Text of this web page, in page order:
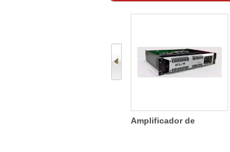
Amplificador de